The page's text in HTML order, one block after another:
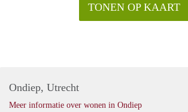
TONEN OP KAART
Ondiep, Utrecht
Meer informatie over wonen in Ondiep